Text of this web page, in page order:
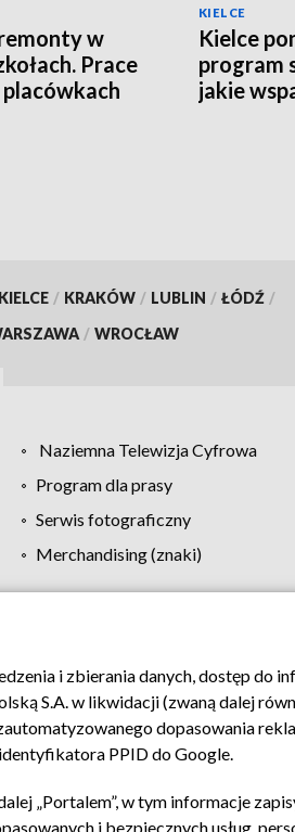
w
Prace
KIELCE
Kielce
program
jakie
KIELCE / KRAKÓW / LUBLIN / ŁÓDŹ /
/ WROCŁAW
Naziemna Telewizja Cyfrowa
Program dla prasy
Serwis fotograficzny
Merchandising (znaki)
Biuro reklamy Kontakt
i zbierania danych, dostęp do
S.A. w likwidacji (zwaną dalej
dopasowania
PPID do Google.
„Portalem”, w tym informacje
i bezpiecznych usług,